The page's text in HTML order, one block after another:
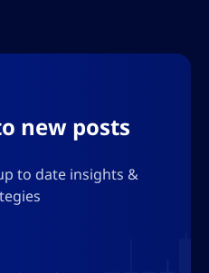
new posts
to date insights &